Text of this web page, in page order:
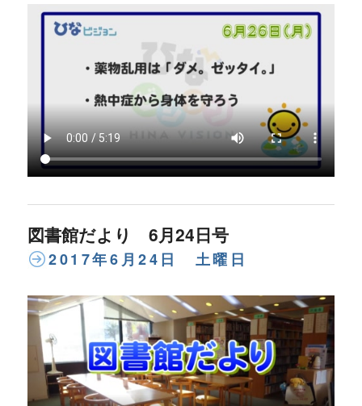
図書館だより 6月24日号
2017年6月24日 土曜日